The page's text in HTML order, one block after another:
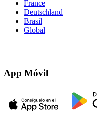
France
Deutschland
Brasil
Global
App Móvil